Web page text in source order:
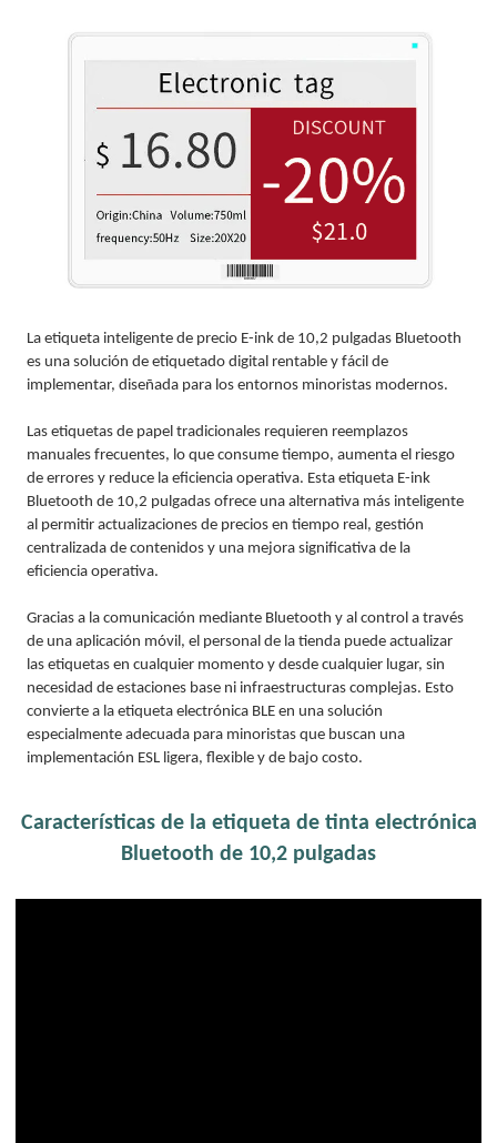
La etiqueta inteligente de precio E-ink de 10,2 pulgadas Bluetooth
es una solución de etiquetado digital rentable y fácil de
implementar, diseñada para los entornos minoristas modernos.
Las etiquetas de papel tradicionales requieren reemplazos
manuales frecuentes, lo que consume tiempo, aumenta el riesgo
de errores y reduce la eficiencia operativa. Esta etiqueta E-ink
Bluetooth de 10,2 pulgadas ofrece una alternativa más inteligente
al permitir actualizaciones de precios en tiempo real, gestión
centralizada de contenidos y una mejora significativa de la
eficiencia operativa.
Gracias a la comunicación mediante Bluetooth y al control a través
de una aplicación móvil, el personal de la tienda puede actualizar
las etiquetas en cualquier momento y desde cualquier lugar, sin
necesidad de estaciones base ni infraestructuras complejas. Esto
convierte a la etiqueta electrónica BLE en una solución
especialmente adecuada para minoristas que buscan una
implementación ESL ligera, flexible y de bajo costo.
Características de la etiqueta de tinta electrónica
Bluetooth de 10,2 pulgadas